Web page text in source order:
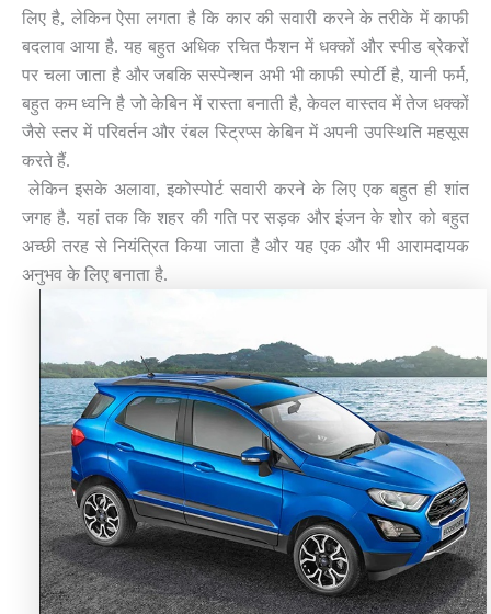
लिए है, लेकिन ऐसा लगता है कि कार की सवारी करने के तरीके में काफी
बदलाव आया है. यह बहुत अधिक रचित फैशन में धक्कों और स्पीड ब्रेकरों
पर चला जाता है और जबकि सस्पेन्शन अभी भी काफी स्पोर्टी है, यानी फर्म,
बहुत कम ध्वनि है जो केबिन में रास्ता बनाती है, केवल वास्तव में तेज धक्कों
जैसे स्तर में परिवर्तन और रंबल स्ट्रिप्स केबिन में अपनी उपस्थिति महसूस
करते हैं.
लेकिन इसके अलावा, इकोस्पोर्ट सवारी करने के लिए एक बहुत ही शांत
जगह है. यहां तक ​​कि शहर की गति पर सड़क और इंजन के शोर को बहुत
अच्छी तरह से नियंत्रित किया जाता है और यह एक और भी आरामदायक
अनुभव के लिए बनाता है.